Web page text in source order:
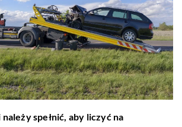
spełnić, aby liczyć na